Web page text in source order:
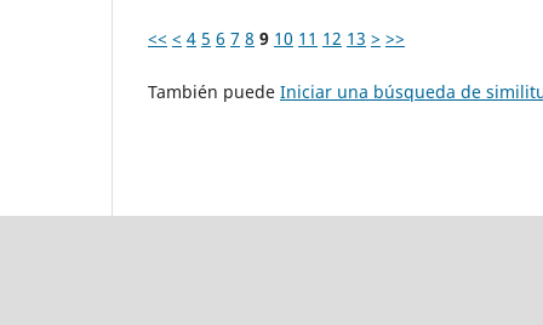
<< < 4 5 6 7 8 9 10 11 12 13 > >>
También puede Iniciar una búsqueda de